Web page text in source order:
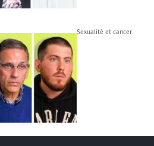
Sexualité et cancer